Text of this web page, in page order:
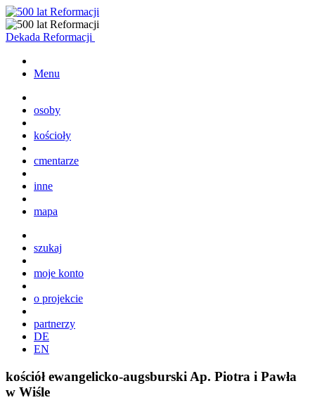
Dekada Reformacji
Menu
osoby
kościoły
cmentarze
inne
mapa
szukaj
moje konto
o projekcie
partnerzy
DE
EN
kościół ewangelicko-augsburski Ap. Piotra i Pawła
w Wiśle